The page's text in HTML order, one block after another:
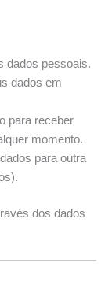
dados pessoais.
dados em
para receber
momento.
para outra
dos dados